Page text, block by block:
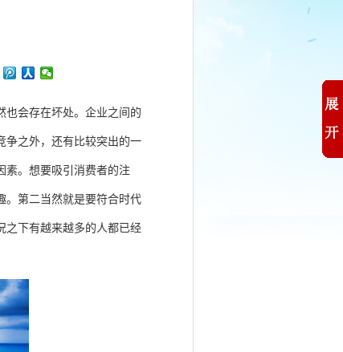
也会存在坏处。企业之间的
争之外，还有比较突出的一
素。想要吸引消费者的注
。第二当然就是要符合时代
之下有越来越多的人都已经